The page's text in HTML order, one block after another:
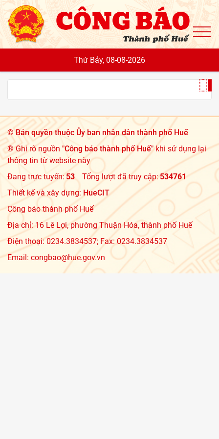
Thứ Bảy, 08-08-2026
©Bản quyền thuộc Ủy ban nhân dân thành phố Huế
® Ghi rõ nguồn "Công báo thành phố Huế"khi sử dụng lại
thông tin từ website này
Đang trực tuyến:53 Tổng lượt đã truy cập:534761
Thiết kế và xây dựng: HueCIT
Công báo thành phố Huế
Địa chỉ: 16 Lê Lợi, phường Thuận Hóa, thành phố Huế
Điện thoại: 0234.3834537; Fax: 0234.3834537
Email: congbao@hue.gov.vn